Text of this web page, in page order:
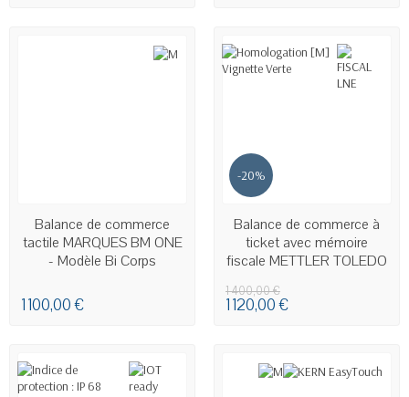
EN STOCK
Balance de commerce
tactile MARQUES BM ONE
- Modèle Bi Corps
1 100,00 €
-20%
EN STOCK - LIVRAISON SOUS
24H00 À 48H00
Balance de commerce à
ticket avec mémoire
fiscale METTLER TOLEDO
1 400,00 €
1 120,00 €